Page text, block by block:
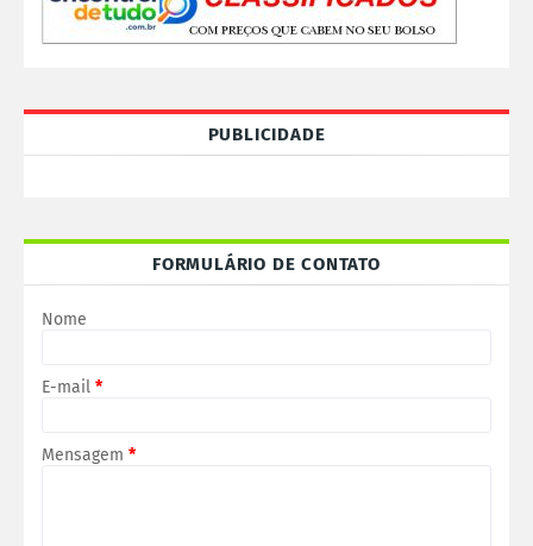
PUBLICIDADE
FORMULÁRIO DE CONTATO
Nome
E-mail *
Mensagem *